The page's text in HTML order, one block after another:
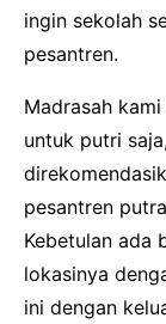
ingin sekolah
pesantren.
Madrasah
untuk putri
pesantren
Kebetulan ada
lokasinya
ini dengan